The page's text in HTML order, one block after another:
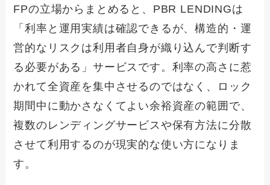
FPの立場からまとめると、PBR LENDINGは
「利率と運用実績は確認できるが、構造的・運
営的なリスクは利用者自身が織り込んで判断す
る必要がある」サービスです。利率の高さに惹
かれて全資産を集中させるのではなく、ロック
期間中に動かさなくてよい余裕資産の範囲で、
複数のレンディングサービスや保有方法に分散
させて利用するのが現実的な使い方になりま
す。